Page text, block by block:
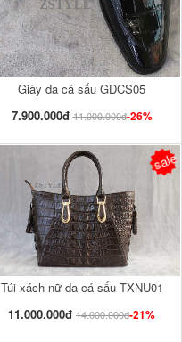
Giày da cá sấu GDCS05
7.900.000đ 11.000.000đ-26%
Túi xách nữ da cá sấu TXNU01
11.000.000đ 14.000.000đ-21%
sale